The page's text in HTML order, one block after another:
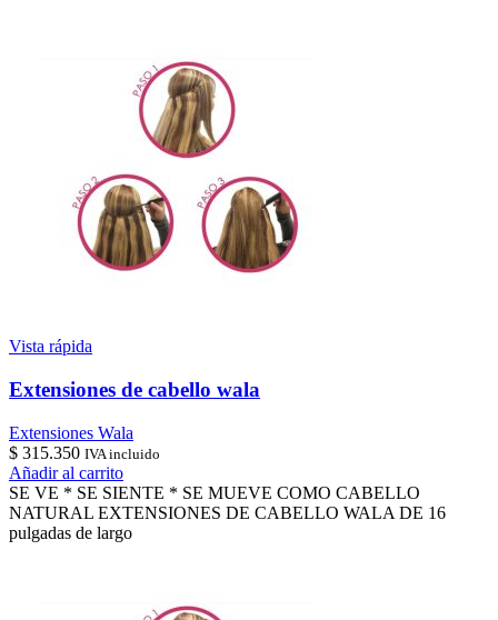
Vista rápida
Extensiones de cabello wala
Extensiones Wala
$ 315.350 IVA incluido
Añadir al carrito
SE VE * SE SIENTE * SE MUEVE COMO CABELLO
NATURAL EXTENSIONES DE CABELLO WALA DE 16
pulgadas de largo